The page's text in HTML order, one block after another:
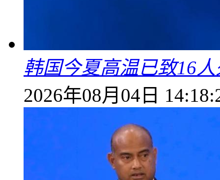
韩国今夏高温已致16
2026年08月04日